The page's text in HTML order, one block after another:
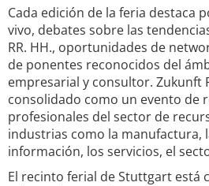
Cada edición de la feria destaca
vivo, debates sobre las
RR. HH., oportunidades de
de ponentes reconocidos del
empresarial y consultor. Zukunft
consolidado como un evento de
profesionales del sector de
industrias como la manufactura,
información, los servicios, el
El recinto ferial de Stuttgart está